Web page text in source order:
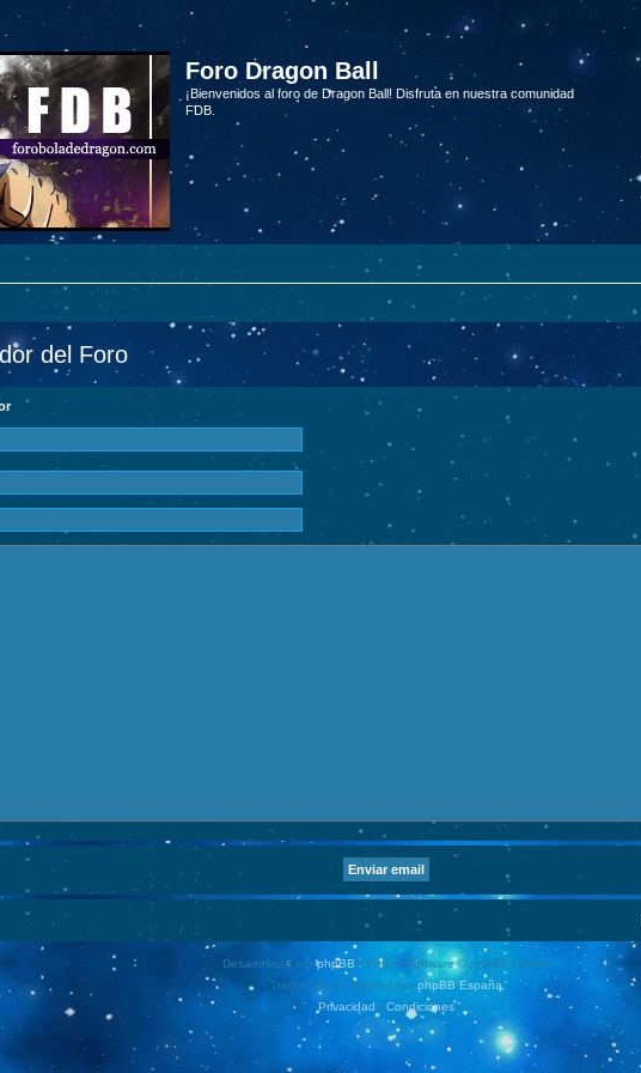
Foro Dragon Ball
¡Bienvenidos al foro de Dragon Ball! Disfruta en nuestra comunidad
FDB.
del Foro
Desarrollado porphpBB® Forum Software © phpBB Limited
Traducción al español por phpBB España
Privacidad | Condiciones